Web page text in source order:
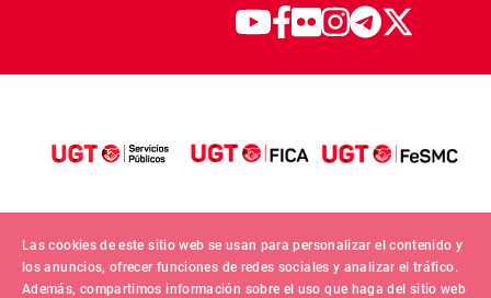
Las cookies de este sitio web se usan para personalizar el contenido y
los anuncios, ofrecer funciones de redes sociales y analizar el tráfico.
Además, compartimos información sobre el uso que haga del sitio web